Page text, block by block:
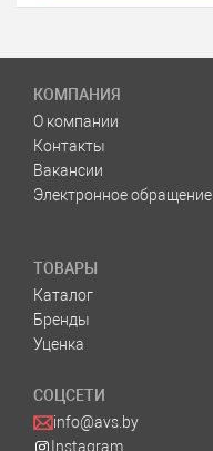
КОМПАНИЯ
О компании
Контакты
Вакансии
Электронное обращение
ТОВАРЫ
Каталог
Бренды
Уценка
СОЦСЕТИ
info@avs.by
Instagram